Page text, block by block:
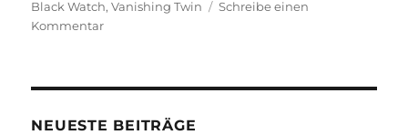
Black Watch,Vanishing Twin
Schreibe einen
Kommentarzu
NEUESTE BEITRÄGE